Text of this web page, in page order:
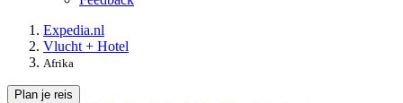
Expedia.nl
Vlucht + Hotel
Afrika
Plan je reis